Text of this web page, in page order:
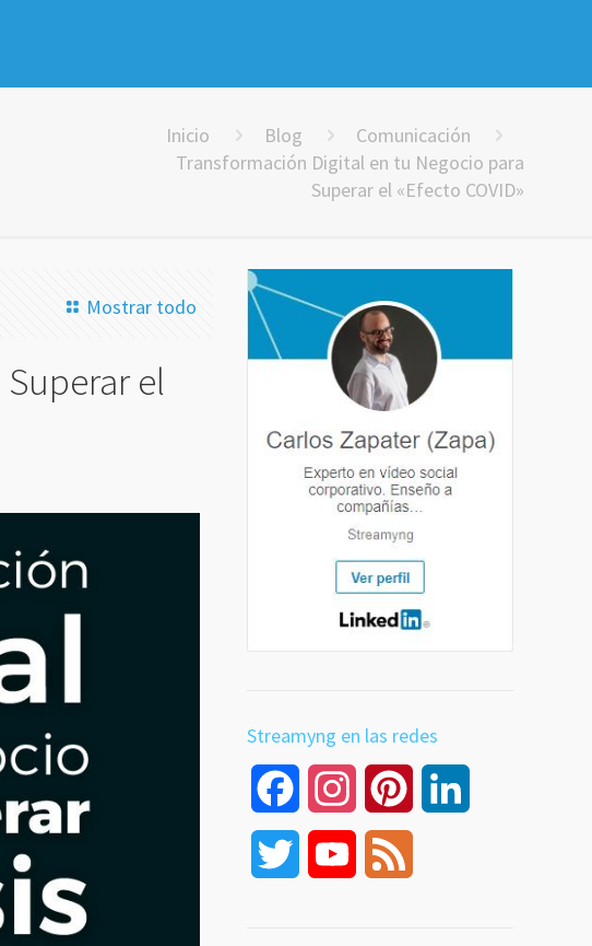
Inicio Blog
Comunicación
Transformación Digital en tu Negocio para
Superar el «Efecto COVID»
Mostrar todo
el
Streamyng en las redes
Facebook InstagramPinterest
Twitter YouTube